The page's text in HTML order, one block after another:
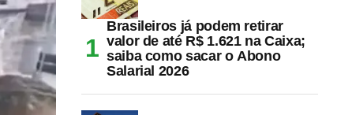
Brasileiros já podem retirar
valor de até R$ 1.621 na Caixa;
saiba como sacar o Abono
Salarial 2026